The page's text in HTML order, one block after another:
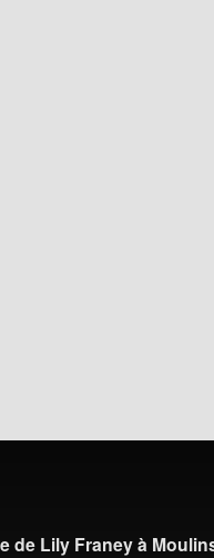
de Lily Franey à